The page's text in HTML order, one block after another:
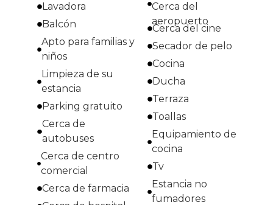
Lavadora
Balcón
Apto para familias y
niños
Limpieza de su
estancia
Parking gratuito
Cerca de
autobuses
Cerca de centro
comercial
Cerca de farmacia
Cerca del
aeropuerto
Cerca del cine
Secador de pelo
Cocina
Ducha
Terraza
Toallas
Equipamiento de
cocina
Tv
Estancia no
fumadores